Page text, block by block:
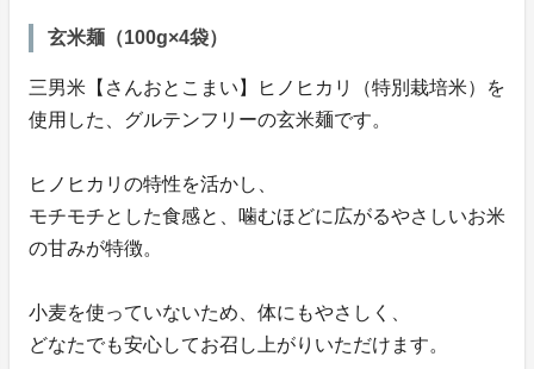
玄米麺（100g×4袋）
三男米【さんおとこまい】ヒノヒカリ（特別栽培米）を
使用した、グルテンフリーの玄米麺です。
ヒノヒカリの特性を活かし、
モチモチとした食感と、噛むほどに広がるやさしいお米
の甘みが特徴。
小麦を使っていないため、体にもやさしく、
どなたでも安心してお召し上がりいただけます。